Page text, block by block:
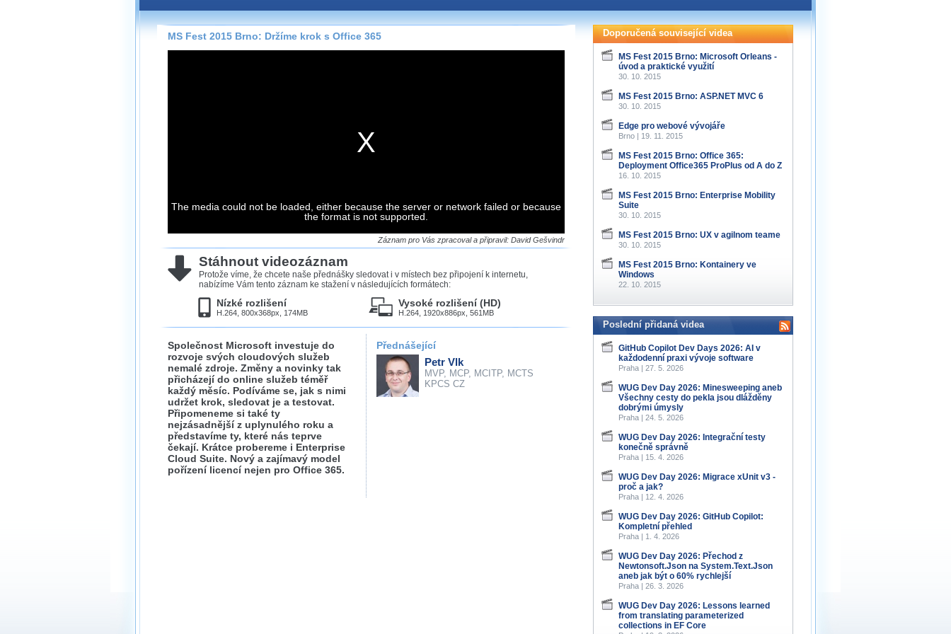
Záznamy na našem webu můžete pohodlně sledovat
přímo na stránce s využitím našehoHTML 5nebo
Silverlightpřehrávače.
Stahování záznamů
neumožňuje, proto umožňujeme stahování vybraných
Velmi staré záznamy máme historicky uložené
ve formátu, který není vhodný pro stahování,
proto je ke stažení nenabízíme.
MS Fest 2015 Brno: Držíme krok s Office 365
The media could not be loaded, either because the server or network failed or because
the format is not supported.
Záznam pro Vás zpracoval a připravil: David Gešvindr
Stáhnout videozáznam
Protože víme, že chcete naše přednášky sledovat i v místech bez připojení k internetu,
nabízíme Vám tento záznam ke stažení v následujících formátech:
Nízké rozlišení
H.264, 800x368px, 174MB
Vysoké rozlišení (HD)
H.264, 1920x886px, 561MB
Společnost Microsoft investuje do
rozvoje svých cloudových služeb
nemalé zdroje. Změny a novinky tak
přicházejí do online služeb téměř
každý měsíc. Podíváme se, jak s nimi
udržet krok, sledovat je a testovat.
Připomeneme si také ty
nejzásadnější z uplynulého roku a
představíme ty, které nás teprve
čekají. Krátce probereme i Enterprise
Cloud Suite. Nový a zajímavý model
pořízení licencí nejen pro Office 365.
Přednášející
Petr Vlk
MVP, MCP, MCITP, MCTS
KPCS CZ
Doporučená související videa
MS Fest 2015 Brno: Microsoft Orleans -
úvod a praktické využití
30. 10. 2015
MS Fest 2015 Brno: ASP.NET MVC 6
30. 10. 2015
Edge pro webové vývojáře
Brno | 19. 11. 2015
MS Fest 2015 Brno: Office 365:
Deployment Office365 ProPlus od A do Z
16. 10. 2015
MS Fest 2015 Brno: Enterprise Mobility
Suite
30. 10. 2015
MS Fest 2015 Brno: UX v agilnom teame
30. 10. 2015
MS Fest 2015 Brno: Kontainery ve
Windows
22. 10. 2015
Poslední přidaná videa
GitHub Copilot Dev Days 2026: AI v
každodenní praxi vývoje software
Praha | 27. 5. 2026
WUG Dev Day 2026: Minesweeping aneb
Všechny cesty do pekla jsou dlážděny
dobrými úmysly
Praha | 24. 5. 2026
WUG Dev Day 2026: Integrační testy
konečně správně
Praha | 15. 4. 2026
WUG Dev Day 2026: Migrace xUnit v3 -
proč a jak?
Praha | 12. 4. 2026
WUG Dev Day 2026: GitHub Copilot:
Kompletní přehled
Praha | 1. 4. 2026
WUG Dev Day 2026: Přechod z
Newtonsoft.Json na System.Text.Json
aneb jak být o 60% rychlejší
Praha | 26. 3. 2026
WUG Dev Day 2026: Lessons learned
from translating parameterized
collections in EF Core